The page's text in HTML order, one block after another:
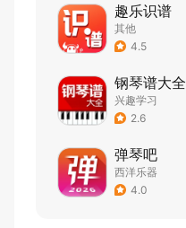
趣乐识谱
其他
4.5
钢琴谱大全
兴趣学习
2.6
弹琴吧
西洋乐器
4.0